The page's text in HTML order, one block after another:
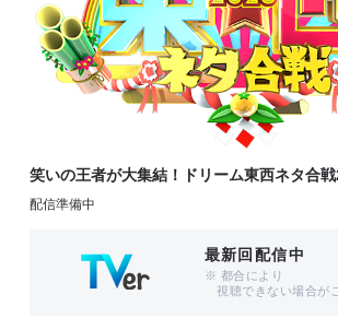
笑いの王者が大集結！ドリーム東西ネタ合
配信準備中
最新回配信中
※ 都合により
視聴できない場合が